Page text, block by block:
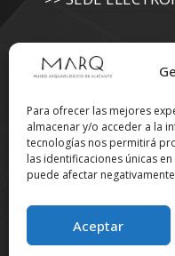
Para ofrecer las mejores
almacenar y/o acceder a la
tecnologías nos permitirá
las identificaciones únicas
puede afectar
Aceptar
>> SEDE
Newsletter